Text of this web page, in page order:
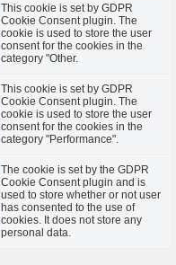
This cookie is set by GDPR
Cookie Consent plugin. The
cookie is used to store the user
consent for the cookies in the
category "Other.
This cookie is set by GDPR
Cookie Consent plugin. The
cookie is used to store the user
consent for the cookies in the
category "Performance".
The cookie is set by the GDPR
Cookie Consent plugin and is
used to store whether or not user
has consented to the use of
cookies. It does not store any
personal data.